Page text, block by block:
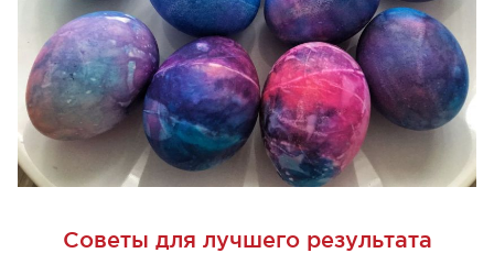
Советы для лучшего результата